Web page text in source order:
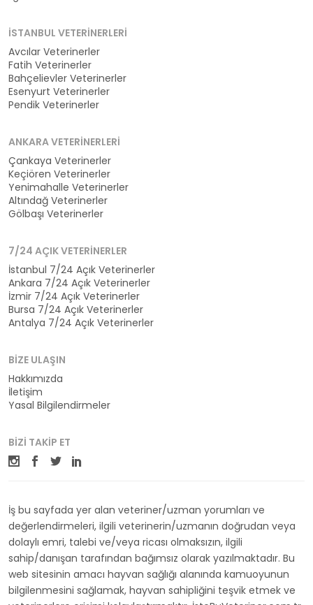
İSTANBUL VETERINERLERI
Avcılar Veterinerler
Fatih Veterinerler
Bahçelievler Veterinerler
Esenyurt Veterinerler
Pendik Veterinerler
ANKARA VETERINERLERI
Çankaya Veterinerler
Keçiören Veterinerler
Yenimahalle Veterinerler
Altındağ Veterinerler
Gölbaşı Veterinerler
7/24 AÇIK VETERINERLER
İstanbul 7/24 Açık Veterinerler
Ankara 7/24 Açık Veterinerler
İzmir 7/24 Açık Veterinerler
Bursa 7/24 Açık Veterinerler
Antalya 7/24 Açık Veterinerler
BIZE ULAŞIN
Hakkımızda
İletişim
Yasal Bilgilendirmeler
BIZI TAKIP ET
İş bu sayfada yer alan veteriner/uzman yorumları ve
değerlendirmeleri, ilgili veterinerin/uzmanın doğrudan veya
dolaylı emri, talebi ve/veya ricası olmaksızın, ilgili
sahip/danışan tarafından bağımsız olarak yazılmaktadır. Bu
web sitesinin amacı hayvan sağlığı alanında kamuoyunun
bilgilenmesini sağlamak, hayvan sahipliğini teşvik etmek ve